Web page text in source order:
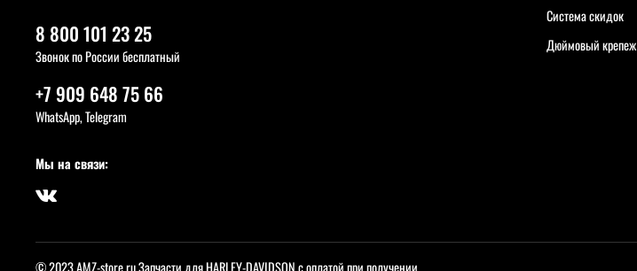
Система скидок
Дюймовый крепеж
8 800 101 23 25
Звонок по России бесплатный
+7 909 648 75 66
WhatsApp, Telegram
Мы на связи:
© 2023 AMZ-store.ru Запчасти для HARLEY-DAVIDSON с оплатой при получении.